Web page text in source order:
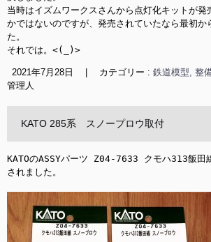
当時はイズムワークスさんから点灯化キットが発
かではないのですが、発売されていたなら最初か
た。
それでは。<(_)>
2021年7月28日 カテゴリー : 鉄道模型, 整
管理人
KATO 285系 スノープロウ取付
KATOのASSYパーツ Z04-7633 クモハ313飯田
されました。